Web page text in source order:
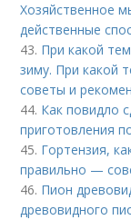
Хозяйственное
действенные
43. При какой
зиму. При какой
советы и
44. Как повидло
приготовления
45. Гортензия,
правильно —
46. Пион
древовидного